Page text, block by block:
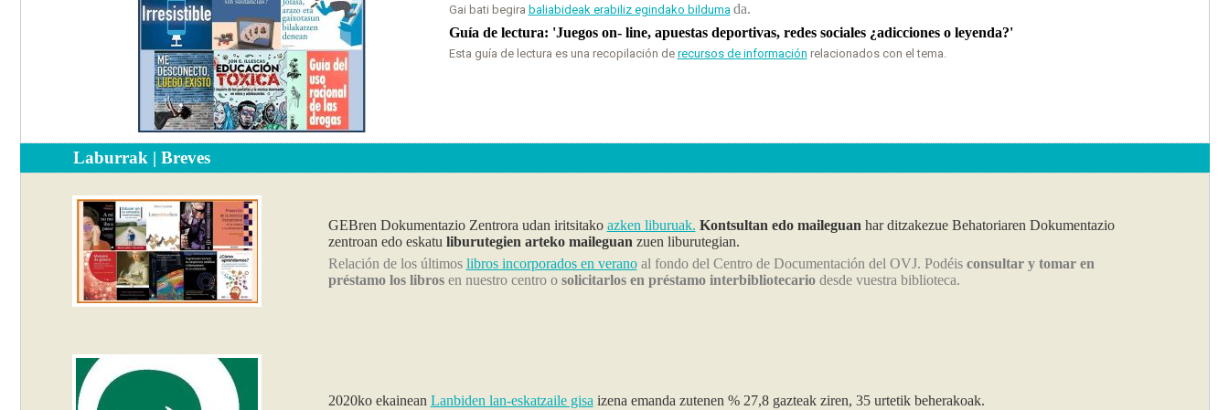
Gai bati begira baliabideak erabiliz egindako bilduma da.
Guía de lectura: 'Juegos on- line, apuestas deportivas, redes sociales ¿adicciones o leyenda?'
Esta guía de lectura es una recopilación de recursos de información relacionados con el tema.
Laburrak | Breves
GEBren Dokumentazio Zentrora udan iritsitako azken liburuak. Kontsultan edo maileguan har ditzakezue Behatoriaren Dokumentazio
zentroan edo eskatu liburutegien arteko maileguan zuen liburutegian.
Relación de los últimos libros incorporados en veranoal fondo del Centro de Documentación del OVJ. Podéis consultar y tomar en
préstamo los libros en nuestro centro osolicitarlos en préstamo interbibliotecario desde vuestra biblioteca.
2020ko ekainean Lanbiden lan-eskatzaile gisaizena emanda zutenen % 27,8 gazteak ziren, 35 urtetik beherakoak.